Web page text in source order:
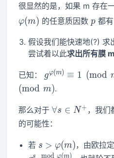
很显然的是，如果 m 存在
φ(m) 的任意质因数p
p 都有
假设我们能快速地(?) 求
尝试着以此求出所有膜 m
已知：
1\pmod m
{p}}\neq
gφ(m) ≡ 1 (mod
(mod m).
那么对于\forall
∀s ∈ N+ ，我们
的可能性：
若 s>\varphi(m)
s > φ(m)，由欧拉
s mod φ(m)